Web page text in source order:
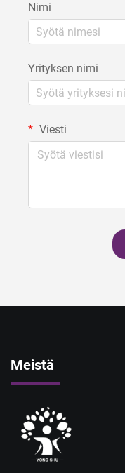
Nimi
Yrityksen nimi
Viesti
Meistä